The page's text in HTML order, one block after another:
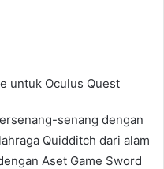
untuk Oculus Quest
senang dengan
Quidditch dari alam
Aset Game Sword